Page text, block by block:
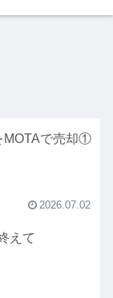
MOTAで売却①
2026.07.02
えて